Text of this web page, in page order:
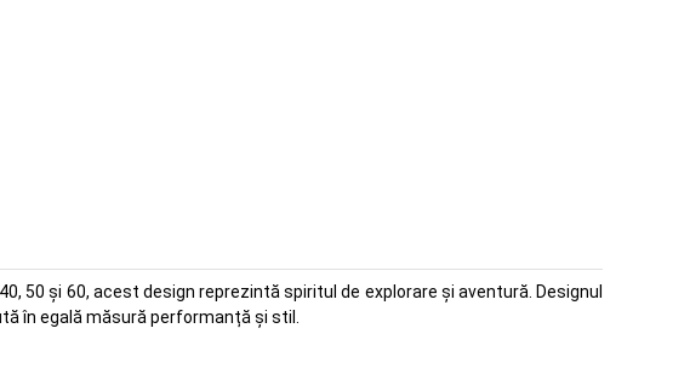
50 și 60, acest design reprezintă spiritul de explorare și aventură. Designul
în egală măsură performanță și stil.